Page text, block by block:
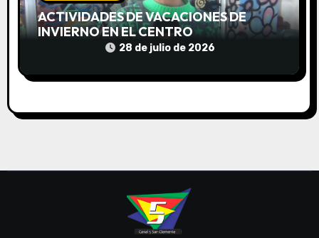
ACTIVIDADES DE VACACIONES DE
INVIERNO EN EL CENTRO
COMUNITARIO EL TALA
28 de julio de 2026